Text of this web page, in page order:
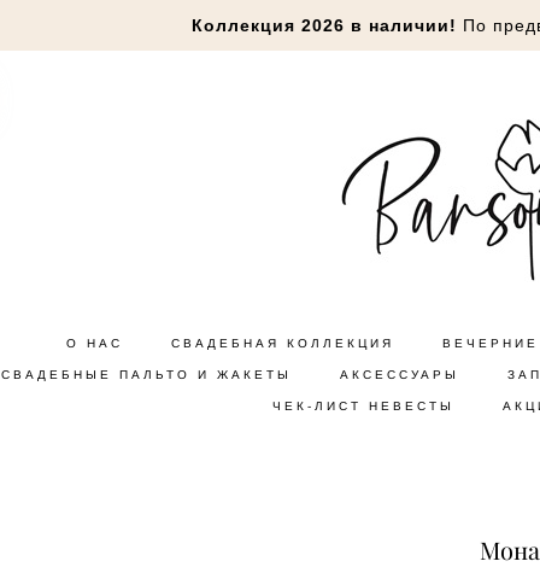
Коллекция 2026 в наличии! По
О НАС СВАДЕБНАЯ КОЛЛЕКЦИЯ
СВАДЕБНЫЕ ПАЛЬТО И ЖАКЕТЫ АКСЕССУАРЫ
ЧЕК-ЛИСТ НЕВЕСТЫ